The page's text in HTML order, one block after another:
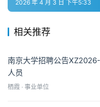
2026 年 4 月 3 日 下午5:33
相关推荐
南京大学招聘公告
人员
栖霞 · 事业单位